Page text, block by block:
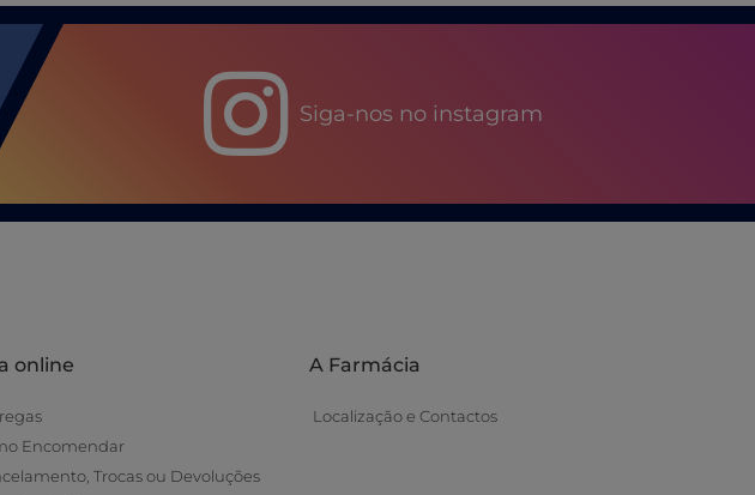
Siga-nos no instagram
online
Encomendar
Trocas ou Devoluções
A Farmácia
Localização e Contactos